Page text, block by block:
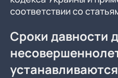
соответствии со
Сроки давности